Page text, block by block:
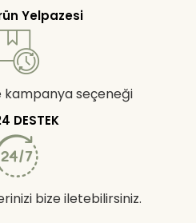
Yelpazesi
kampanya seçeneği
DESTEK
bize iletebilirsiniz.